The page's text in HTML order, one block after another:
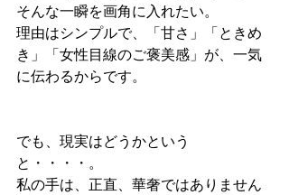
そんな一瞬を画角に入れたい。
理由はシンプルで、「甘さ」「ときめ
き」「女性目線のご褒美感」が、一気
に伝わるからです。
でも、現実はどうかという
と・・・・。
私の手は、正直、華奢ではありません